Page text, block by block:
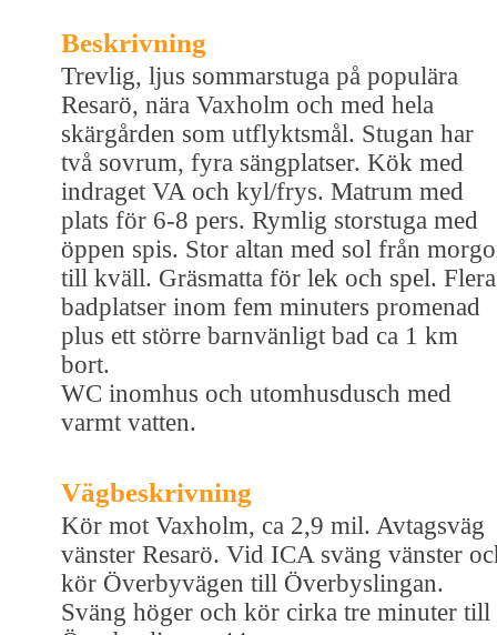
Beskrivning
Trevlig, ljus sommarstuga på populära
Resarö, nära Vaxholm och med hela
skärgården som utflyktsmål. Stugan har
två sovrum, fyra sängplatser. Kök med
indraget VA och kyl/frys. Matrum med
plats för 6-8 pers. Rymlig storstuga med
öppen spis. Stor altan med sol från
till kväll. Gräsmatta för lek och spel. Flera
badplatser inom fem minuters promenad
plus ett större barnvänligt bad ca 1 km
bort.
WC inomhus och utomhusdusch med
varmt vatten.
Vägbeskrivning
Kör mot Vaxholm, ca 2,9 mil. Avtagsväg
vänster Resarö. Vid ICA sväng vänster
kör Överbyvägen till Överbyslingan.
Sväng höger och kör cirka tre minuter till